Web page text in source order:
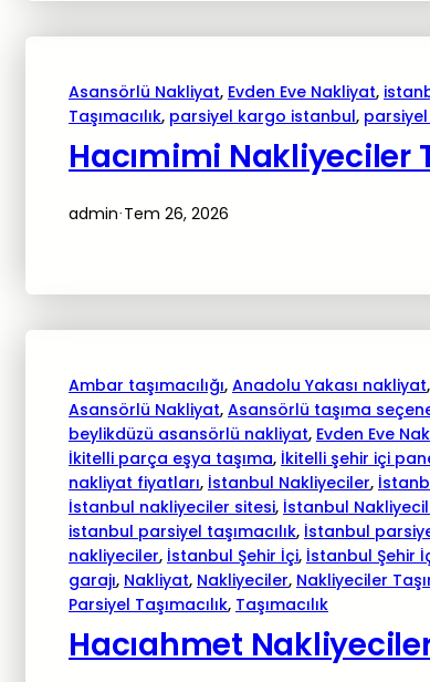
Asansörlü Nakliyat, Evden Eve Nakliyat,
Taşımacılık, parsiyel kargo istanbul,
Hacımimi Nakliyeciler
admin· Tem 26, 2026
Ambar taşımacılığı, Anadolu Yakası nakliyat,
Asansörlü Nakliyat, Asansörlü taşıma
beylikdüzü asansörlü nakliyat, Evden Eve
İkitelli parça eşya taşıma, İkitelli şehir içi
nakliyat fiyatları, İstanbul Nakliyeciler,
İstanbul nakliyeciler sitesi, İstanbul
istanbul parsiyel taşımacılık, İstanbul
nakliyeciler, İstanbul Şehir İçi, İstanbul Şehir
garajı, Nakliyat, Nakliyeciler, Nakliyeciler
Parsiyel Taşımacılık, Taşımacılık
Hacıahmet